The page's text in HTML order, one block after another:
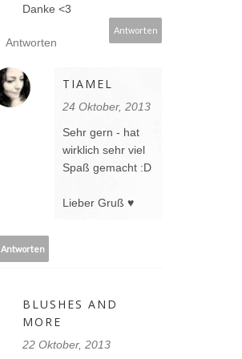
Danke <3
Antworten
Antworten
TIAMEL
24 Oktober, 2013
Sehr gern - hat
wirklich sehr viel
Spaß gemacht :D
Lieber Gruß ♥
Antworten
BLUSHES AND
MORE
22 Oktober, 2013